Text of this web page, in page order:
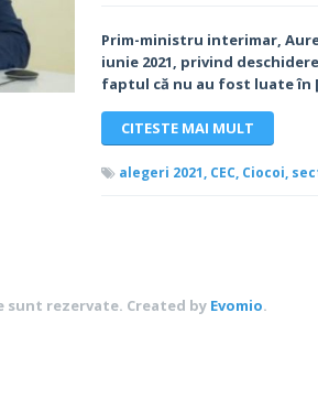
Prim-ministru interimar,
iunie 2021, privind
faptul că nu au fost luate în
CITESTE MAI MULT
alegeri 2021, CEC, Ciocoi,
sunt rezervate. Created by Evomio.